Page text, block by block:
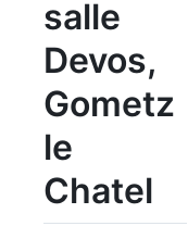
salle
Devos,
Gometz
le
Chatel